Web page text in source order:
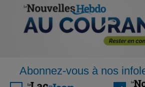
Abonnez-vous à nos